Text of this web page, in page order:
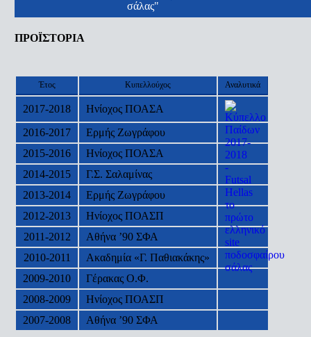
ΠΡΟΪΣΤΟΡΙΑ
Έτος Κυπελλούχος Αναλυτικά
2017-2018
Ηνίοχος ΠΟΑΣΑ
2016-2017
Ερμής Ζωγράφου
2015-2016
Ηνίοχος ΠΟΑΣΑ
2014-2015
Γ.Σ. Σαλαμίνας
2013-2014
Ερμής Ζωγράφου
2012-2013
Ηνίοχος ΠΟΑΣΠ
2011-2012
Αθήνα ’90 ΣΦΑ
2010-2011
Ακαδημία «Γ. Παθιακάκης»
2009-2010
Γέρακας Ο.Φ.
2008-2009
Ηνίοχος ΠΟΑΣΠ
2007-2008
Αθήνα ’90 ΣΦΑ